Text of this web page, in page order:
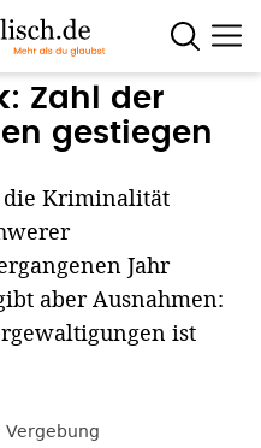
Zahl der
gestiegen
die Kriminalität
Jahr
aber Ausnahmen:
ist
Vergebung